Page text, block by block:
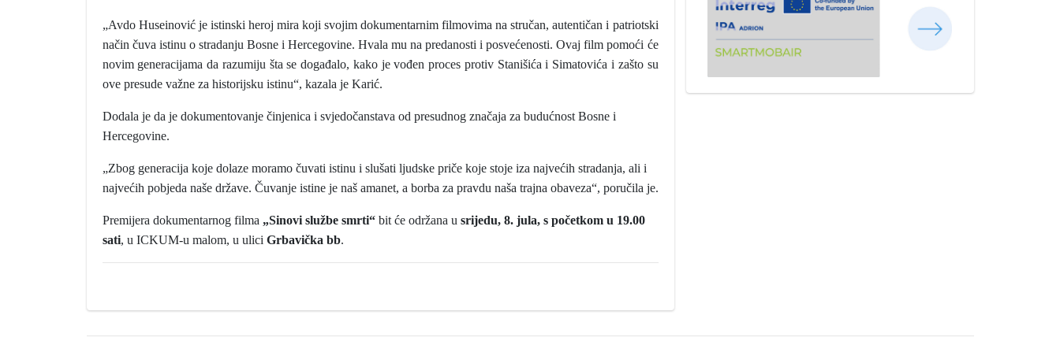
„Avdo Huseinović je istinski heroj mira koji svojim dokumentarnim filmovima na stručan, autentičan i patriotski
način čuva istinu o stradanju Bosne i Hercegovine. Hvala mu na predanosti i posvećenosti. Ovaj film pomoći će
novim generacijama da razumiju šta se događalo, kako je vođen proces protiv Stanišića i Simatovića i zašto su
ove presude važne za historijsku istinu“, kazala je Karić.
Dodala je da je dokumentovanje činjenica i svjedočanstava od presudnog značaja za budućnost Bosne i
Hercegovine.
„Zbog generacija koje dolaze moramo čuvati istinu i slušati ljudske priče koje stoje iza najvećih stradanja, ali i
najvećih pobjeda naše države. Čuvanje istine je naš amanet, a borba za pravdu naša trajna obaveza“, poručila je.
Premijera dokumentarnog filma „Sinovi službe smrti“bit će održana u srijedu, 8. jula, s početkom u 19.00
sati, u ICKUM-u malom, u ulici Grbavička bb.